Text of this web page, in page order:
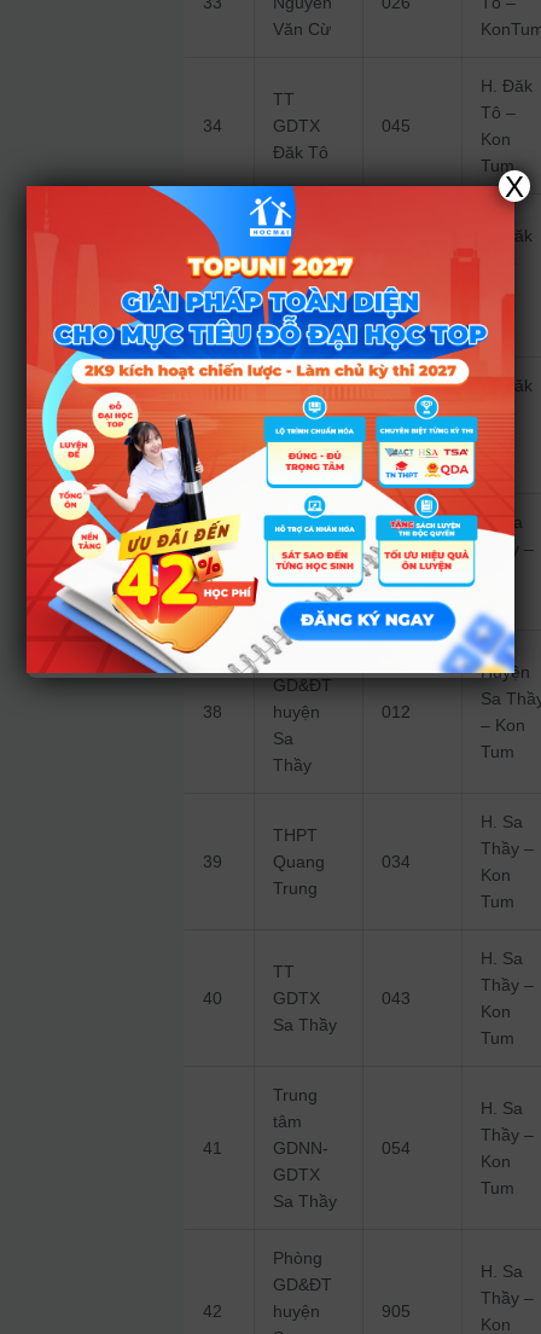
Văn Cừ
34
TT
GDTX
Đăk Tô
045
H. Đăk
Tô –
Kon
Tum
35
Trung
tâm
GDNN-
GDTX
Đăk Tô
H. Đăk
36
Phòng
GD&ĐT
huyện
Đăk Tô
904
H. Đăk
37
PT
DTNT Sa
Thầy
005
H. Sa
Thầy –
38
Phòng
GD&ĐT
huyện
Sa
Thầy
012
Huyện
Sa
– Kon
Tum
39
THPT
Quang
Trung
034
H. Sa
Thầy –
Kon
Tum
40
TT
GDTX
Sa Thầy
043
H. Sa
Thầy –
Kon
Tum
41
Trung
tâm
GDNN-
GDTX
Sa Thầy
054
H. Sa
Thầy –
Kon
Tum
42
Phòng
GD&ĐT
huyện
905
H. Sa
Thầy –
Kon
X